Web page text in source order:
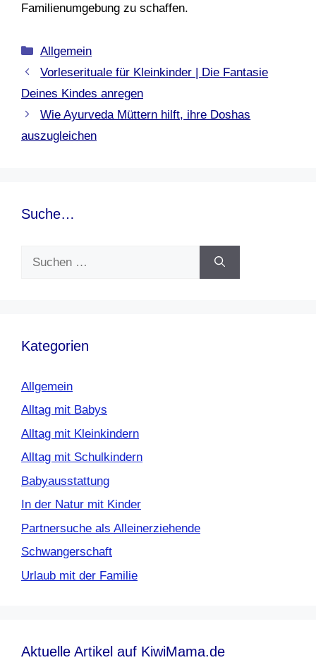
Familienumgebung zu schaffen.
Kategorien
Allgemein
Vorleserituale für Kleinkinder | Die Fantasie
Deines Kindes anregen
Wie Ayurveda Müttern hilft, ihre Doshas
auszugleichen
Suche…
Kategorien
Allgemein
Alltag mit Babys
Alltag mit Kleinkindern
Alltag mit Schulkindern
Babyausstattung
In der Natur mit Kinder
Partnersuche als Alleinerziehende
Schwangerschaft
Urlaub mit der Familie
Aktuelle Artikel auf KiwiMama.de